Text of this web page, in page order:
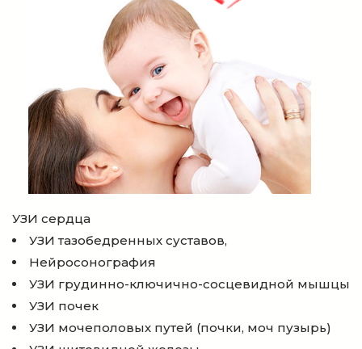
УЗИ сердца
УЗИ тазобедренных суставов,
Нейросонография
УЗИ грудинно-ключично-сосцевидной мышцы
УЗИ почек
УЗИ мочеполовых путей (почки, моч пузырь)